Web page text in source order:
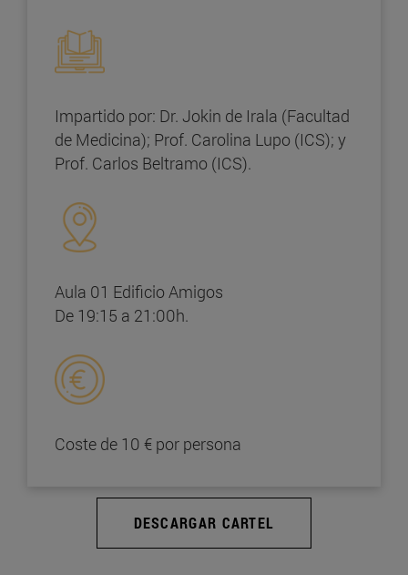
Impartido por: Dr. Jokin de Irala (Facultad
de Medicina); Prof. Carolina Lupo (ICS); y
Prof. Carlos Beltramo (ICS).
Aula 01 Edificio Amigos
De 19:15 a 21:00h.
Coste de 10 € por persona
DESCARGAR CARTEL